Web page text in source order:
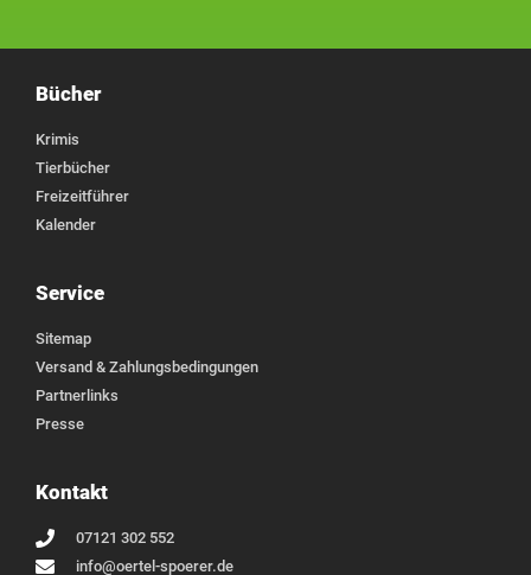
Bücher
Krimis
Tierbücher
Freizeitführer
Kalender
Service
Sitemap
Versand & Zahlungsbedingungen
Partnerlinks
Presse
Kontakt
07121 302 552
info@oertel-spoerer.de